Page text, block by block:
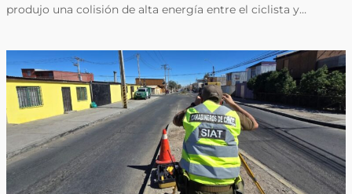
produjo una colisión de alta energía entre el ciclista y…